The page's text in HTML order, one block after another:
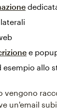
e
esempio allo
vengono
un'email